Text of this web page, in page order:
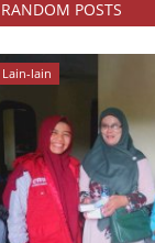
RANDOM POSTS
Wisuda Akbar